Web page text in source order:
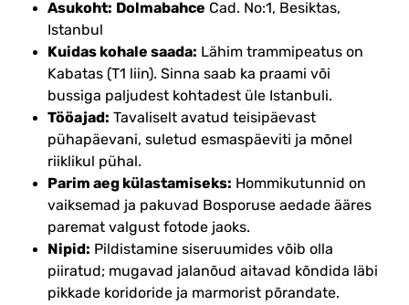
Asukoht: Dolmabahce Cad. No:1, Besiktas,
Istanbul
Kuidas kohale saada: Lähim trammipeatus on
Kabatas (T1 liin). Sinna saab ka praami või
bussiga paljudest kohtadest üle Istanbuli.
Tööajad: Tavaliselt avatud teisipäevast
pühapäevani, suletud esmaspäeviti ja mõnel
riiklikul pühal.
Parim aeg külastamiseks: Hommikutunnid on
vaiksemad ja pakuvad Bosporuse aedade ääres
paremat valgust fotode jaoks.
Nipid: Pildistamine siseruumides võib olla
piiratud; mugavad jalanõud aitavad kõndida läbi
pikkade koridoride ja marmorist põrandate.